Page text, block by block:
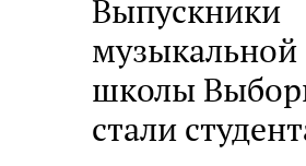
Выпускники
музыкальной
школы
стали